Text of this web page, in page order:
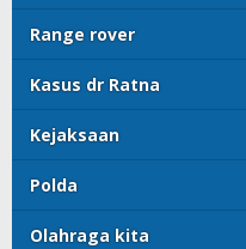
Range rover
Kasus dr Ratna
Kejaksaan
Polda
Olahraga kita